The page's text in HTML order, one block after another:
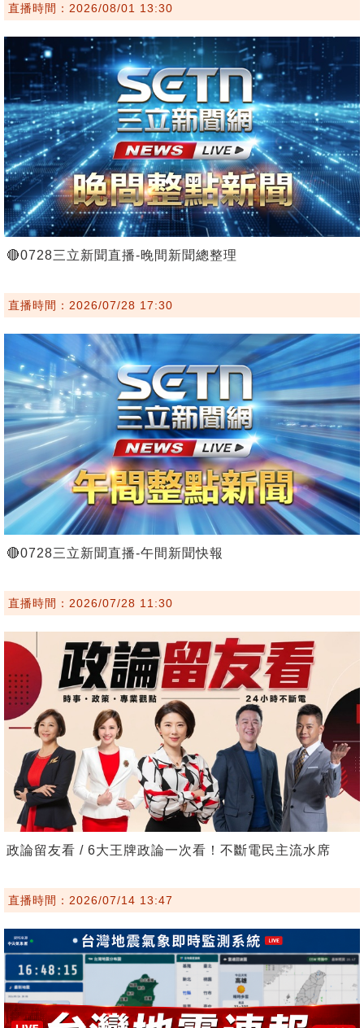
直播時間：2026/08/01 13:30
🔴0728三立新聞直播-晚間新聞總整理
直播時間：2026/07/28 17:30
🔴0728三立新聞直播-午間新聞快報
直播時間：2026/07/28 11:30
政論留友看 / 6大王牌政論一次看！不斷電民主流水席
直播時間：2026/07/14 13:47